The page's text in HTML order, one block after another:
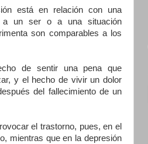
está en relación con una
a un ser o a una situación
son comparables a los
de sentir una pena que
y el hecho de vivir un dolor
del fallecimiento de un
el trastorno, pues, en el
mientras que en la depresión